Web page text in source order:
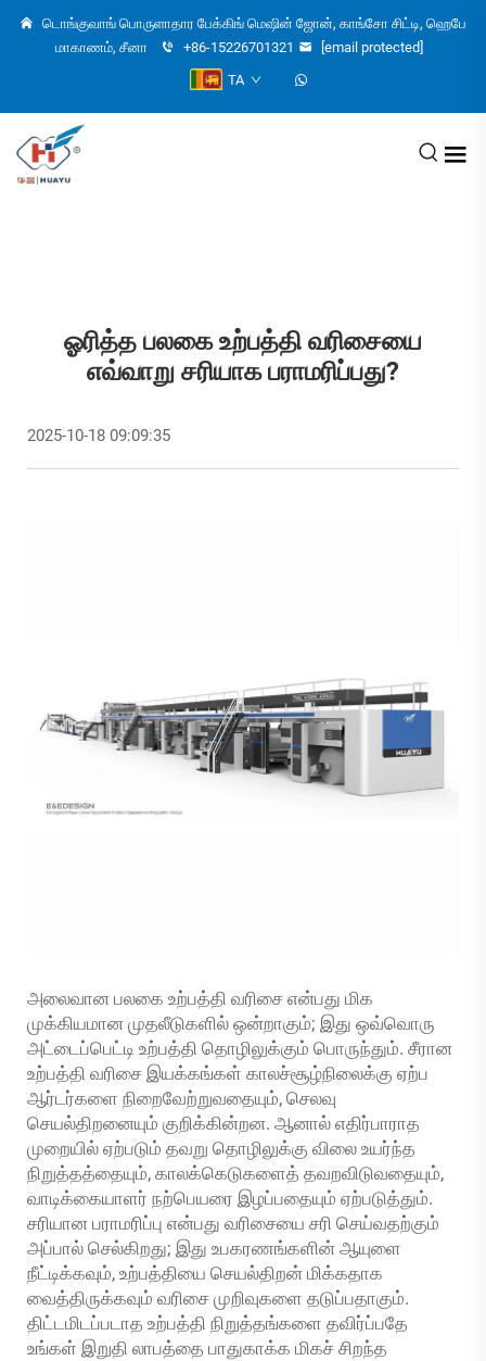
டொங்குவாங் பொருளாதார பேக்கிங் மெஷின் ஜோன், காங்சோ சிட்டி, ஹெபே
மாகாணம், சீனா
+86-15226701321
[email protected]
TA
ஓரித்த பலகை உற்பத்தி வரிசையை
எவ்வாறு சரியாக பராமரிப்பது?
2025-10-18 09:09:35
அலைவான பலகை உற்பத்தி வரிசை என்பது மிக
முக்கியமான முதலீடுகளில் ஒன்றாகும்; இது ஒவ்வொரு
அட்டைப்பெட்டி உற்பத்தி தொழிலுக்கும் பொருந்தும். சீரான
உற்பத்தி வரிசை இயக்கங்கள் காலச்சூழ்நிலைக்கு ஏற்ப
ஆர்டர்களை நிறைவேற்றுவதையும், செலவு
செயல்திறனையும் குறிக்கின்றன. ஆனால் எதிர்பாராத
முறையில் ஏற்படும் தவறு தொழிலுக்கு விலை உயர்ந்த
நிறுத்தத்தையும், காலக்கெடுகளைத் தவறவிடுவதையும்,
வாடிக்கையாளர் நற்பெயரை இழப்பதையும் ஏற்படுத்தும்.
சரியான பராமரிப்பு என்பது வரிசையை சரி செய்வதற்கும்
அப்பால் செல்கிறது; இது உபகரணங்களின் ஆயுளை
நீட்டிக்கவும், உற்பத்தியை செயல்திறன் மிக்கதாக
வைத்திருக்கவும் வரிசை முறிவுகளை தடுப்பதாகும்.
திட்டமிடப்படாத உற்பத்தி நிறுத்தங்களை தவிர்ப்பதே
உங்கள் இறுதி லாபத்தை பாதுகாக்க மிகச் சிறந்த